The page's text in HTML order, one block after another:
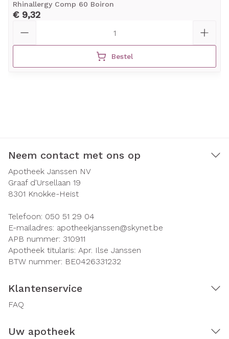
Rhinallergy Comp 60 Boiron
€ 9,32
Bestel
Neem contact met ons op
Apotheek Janssen NV
Graaf d'Ursellaan 19
8301 Knokke-Heist
Telefoon: 050 51 29 04
E-mailadres: apotheekjanssen@skynet.be
APB nummer: 310911
Apotheek titularis: Apr. Ilse Janssen
BTW nummer: BE0426331232
Klantenservice
FAQ
Uw apotheek